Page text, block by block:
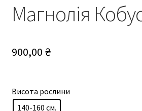
Магнолія
900,00 ₴
Висота рослини
140-160 см.